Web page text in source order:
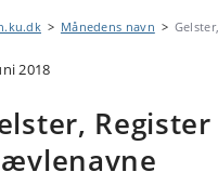
Månedens navn
2018